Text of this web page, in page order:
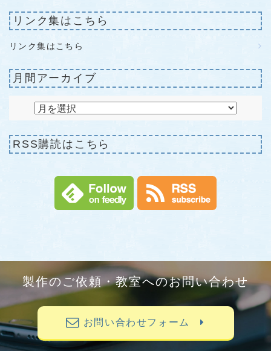
リンク集はこちら
リンク集はこちら
月間アーカイブ
RSS購読はこちら
製作のご依頼・教室へのお問い合わせ
お問い合わせフォーム